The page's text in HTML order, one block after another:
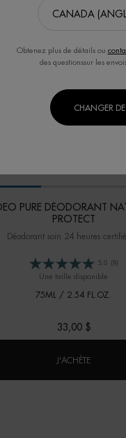
PURE DÉODORANT
PROTECT
Déodorant soin 24 heures
5.0 (9)
Une taille disponible
75ML / 2.54 FL.OZ.
33,00 $
J'ACHÈTE
Obtenez plus de détails ou
des questionssur les
CHANGER DE